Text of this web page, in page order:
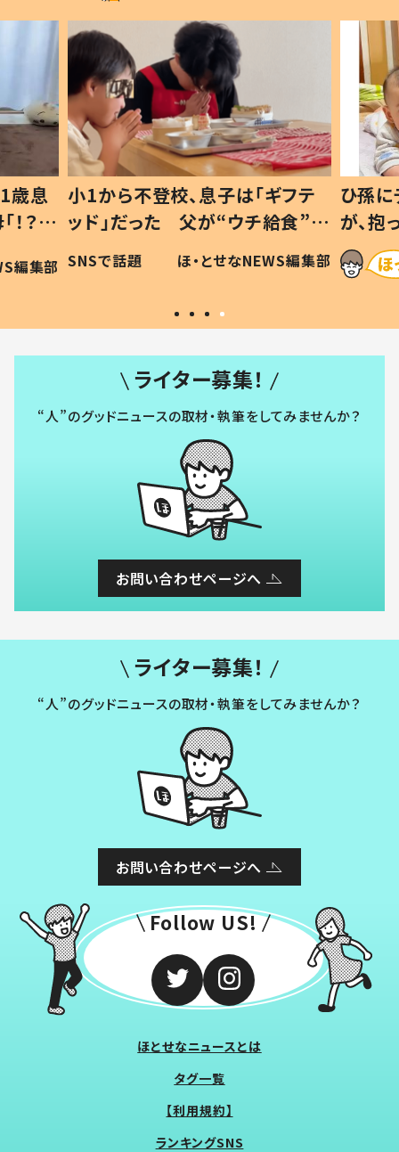
歳息
？」
編集部
小1から不登校、息子は「ギフテ
ッド」だった 父が“ウチ給食”を
作り続ける理由とは #令和の親
#令和の子
SNSで話題 ほ・とせなNEWS編集部
ひ孫
が、
「涙が
い」
ライター募集！
“人”のグッドニュースの取材・執筆をしてみませんか？
お問い合わせページへ
ライター募集！
“人”のグッドニュースの取材・執筆をしてみませんか？
お問い合わせページへ
Follow US!
ほとせなニュースとは
タグ一覧
【利用規約】
ランキングSNS